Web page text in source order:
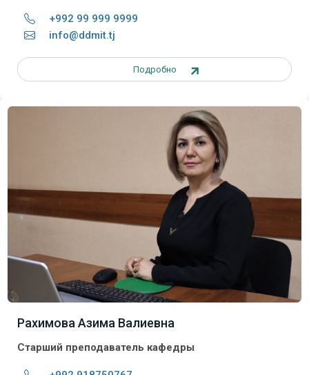
+992 99 999 9999
info@ddmit.tj
Подробно
Рахимова Азима Валиевна
Старший преподаватель кафедры